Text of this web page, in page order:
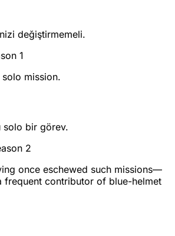
değiştirmemeli.
1
mission.
solo bir görev.
2
once eschewed such missions—
frequent contributor of blue-helmet